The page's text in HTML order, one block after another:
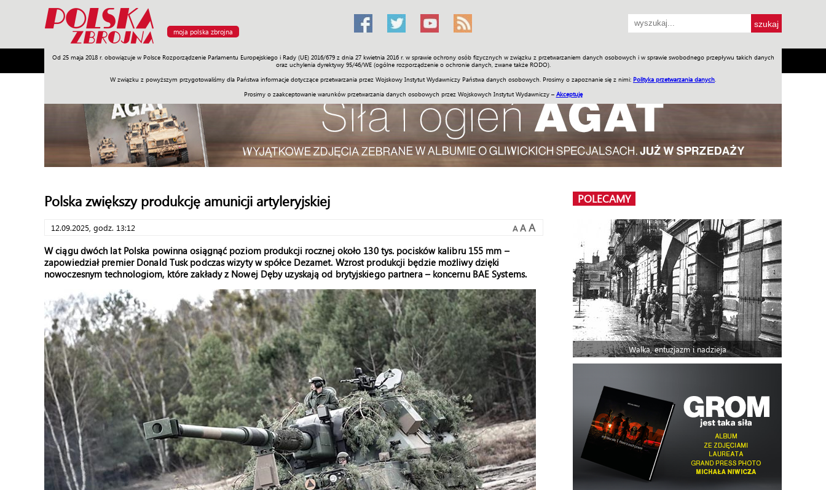
moja polska zbrojna
Od 25 maja 2018 r. obowiązuje w Polsce Rozporządzenie Parlamentu Europejskiego i Rady (UE) 2016/679 z dnia 27 kwietnia 2016 r. w sprawie ochrony osób fizycznych w związku z przetwarzaniem danych osobowych i w sprawie swobodnego przepływu takich danych
oraz uchylenia dyrektywy 95/46/WE (ogólne rozporządzenie o ochronie danych, zwane także RODO).
W związku z powyższym przygotowaliśmy dla Państwa informacje dotyczące przetwarzania przez Wojskowy Instytut Wydawniczy Państwa danych osobowych. Prosimy o zapoznanie się z nimi: Polityka przetwarzania danych
Prosimy o zaakceptowanie warunków przetwarzania danych osobowych przez Wojskowych Instytut Wydawniczy – Akceptuję
Armia Poligon Sprzęt Misje Polityka Prawo Świat Społeczność Sport Historia Galerie Wideo ENGLISH SKLEP Jednodniówki Praca w WIW
Polska zwiększy produkcję amunicji artyleryjskiej
12.09.2025, godz. 13:12 A A A
W ciągu dwóch lat Polska powinna osiągnąć poziom produkcji rocznej około 130 tys. pocisków kalibru 155 mm –
zapowiedział premier Donald Tusk podczas wizyty w spółce Dezamet. Wzrost produkcji będzie możliwy dzięki
nowoczesnym technologiom, które zakłady z Nowej Dęby uzyskają od brytyjskiego partnera – koncernu BAE Systems.
POLECAMY
Walka, entuzjazm i nadzieja